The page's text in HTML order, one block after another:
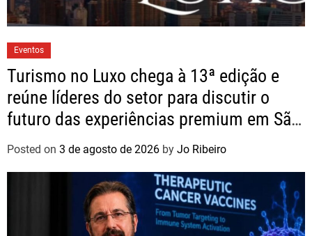
Eventos
Turismo no Luxo chega à 13ª edição e
reúne líderes do setor para discutir o
futuro das experiências premium em São
Paulo
Posted on 3 de agosto de 2026 by Jo Ribeiro